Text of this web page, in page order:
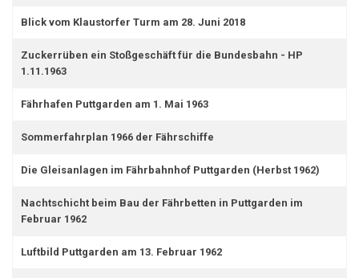
Blick vom Klaustorfer Turm am 28. Juni 2018
Zuckerrüben ein Stoßgeschäft für die Bundesbahn - HP
1.11.1963
Fährhafen Puttgarden am 1. Mai 1963
Sommerfahrplan 1966 der Fährschiffe
Die Gleisanlagen im Fährbahnhof Puttgarden (Herbst 1962)
Nachtschicht beim Bau der Fährbetten in Puttgarden im
Februar 1962
Luftbild Puttgarden am 13. Februar 1962